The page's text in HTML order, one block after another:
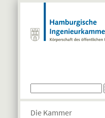
Direkt zum Inhalt
Suchformular
Die Kammer